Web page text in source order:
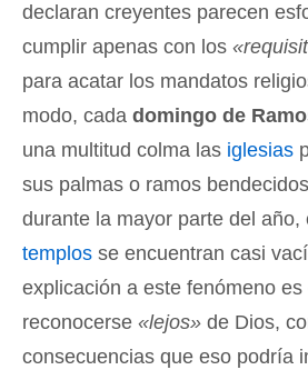
declaran creyentes parecen
cumplir apenas con los
para acatar los mandatos
modo, cada domingo de
una multitud colma las iglesias
sus palmas o ramos
durante la mayor parte del año,
templos se encuentran casi
explicación a este fenómeno
reconocerse «lejos» de Dios,
consecuencias que eso podría